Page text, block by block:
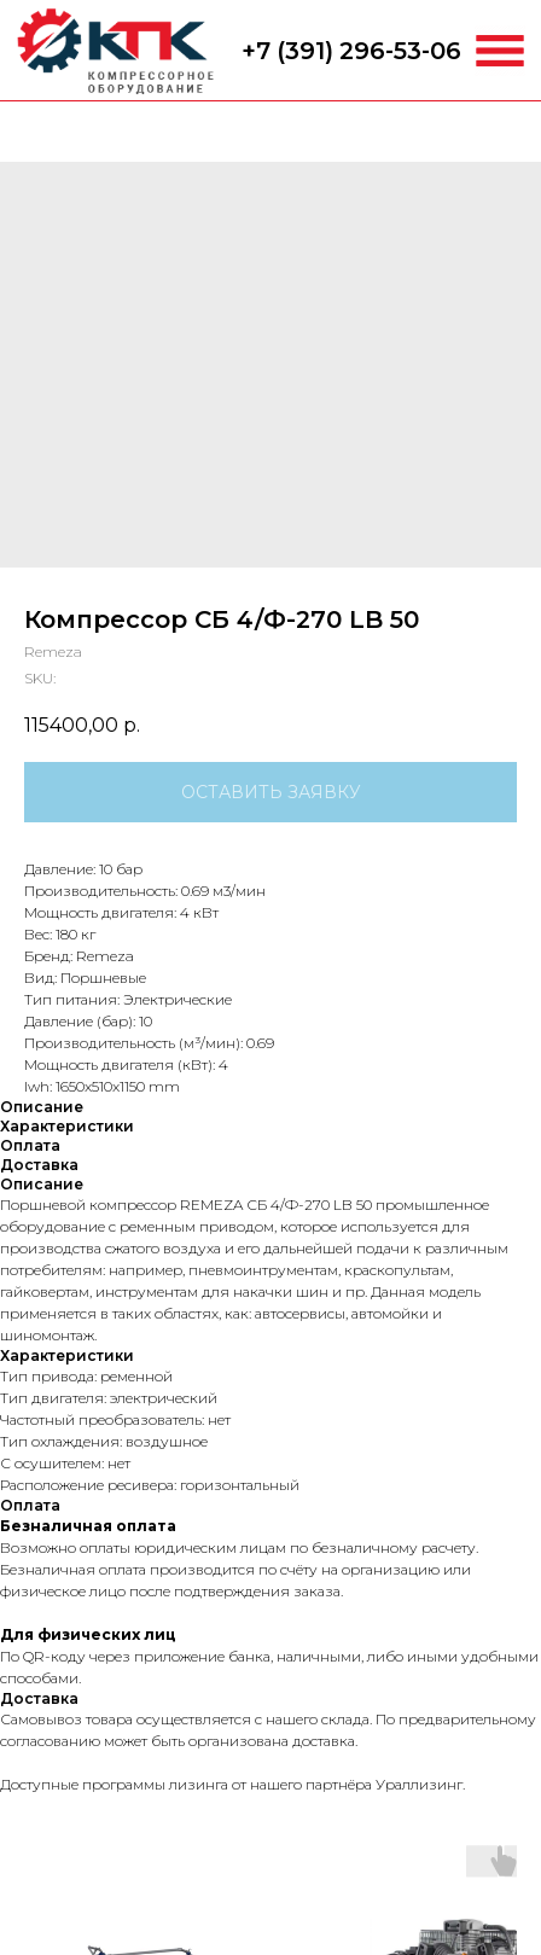
+7 (391) 296-53-06
Компрессор СБ 4/Ф-270 LB 50
Remeza
SKU:
115400,00 р.
ОСТАВИТЬ ЗАЯВКУ
Давление: 10 бар
Производительность: 0.69 м3/мин
Мощность двигателя: 4 кВт
Вес: 180 кг
Бренд: Remeza
Вид: Поршневые
Тип питания: Электрические
Давление (бар): 10
Производительность (м³/мин): 0.69
Мощность двигателя (кВт): 4
lwh: 1650x510x1150 mm
Описание
Характеристики
Оплата
Доставка
Описание
Поршневой компрессор REMEZA СБ 4/Ф-270 LB 50 промышленное
оборудование с ременным приводом, которое используется для
производства сжатого воздуха и его дальнейшей подачи к различным
потребителям: например, пневмоинтрументам, краскопультам,
гайковертам, инструментам для накачки шин и пр. Данная модель
применяется в таких областях, как: автосервисы, автомойки и
шиномонтаж.
Характеристики
Тип привода: ременной
Тип двигателя: электрический
Частотный преобразователь: нет
Тип охлаждения: воздушное
С осушителем: нет
Расположение ресивера: горизонтальный
Оплата
Безналичная оплата
Возможно оплаты юридическим лицам по безналичному расчету.
Безналичная оплата производится по счёту на организацию или
физическое лицо после подтверждения заказа.
Для физических лиц
По QR-коду через приложение банка, наличными, либо иными удобными
способами.
Доставка
Самовывоз товара осуществляется с нашего склада. По предварительному
согласованию может быть организована доставка.
Доступные программы лизинга от нашего партнёра Ураллизинг.